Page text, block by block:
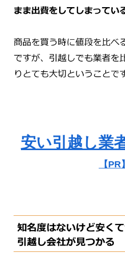
安い引越し業
【PR】